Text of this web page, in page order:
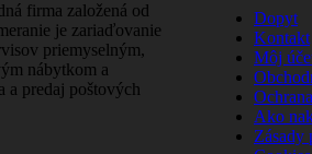
firma založená od
je zariaďovanie
priemyselným,
nábytkom a
a predaj poštových
Dopyt
Kontakt
Môj
Ako
Zásady